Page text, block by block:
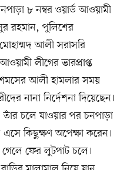
৮ নম্বর ওয়ার্ড আওয়ামী
রহমান, পুলিশের
আলী সরাসরি
লীগের ভারপ্রাপ্ত
আলী হামলার সময়
নানা নির্দেশনা দিয়েছেন।
চলে যাওয়ার পর চনপাড়া
কিছুক্ষণ অপেক্ষা করেন।
ফের লুটপাট চলে।